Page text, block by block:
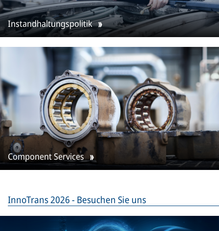
Instandhaltungspolitik
Component Services
InnoTrans 2026 - Besuchen Sie uns